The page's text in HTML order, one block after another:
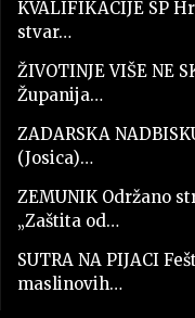
KVALIFIKACIJE SP
stvar…
ŽIVOTINJE VIŠE NE
Županija…
ZADARSKA
(Josica)…
ZEMUNIK Održano
„Zaštita od…
SUTRA NA PIJACI
maslinovih…